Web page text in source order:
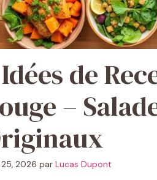
de
–
25, 2026 par Lucas Dupont